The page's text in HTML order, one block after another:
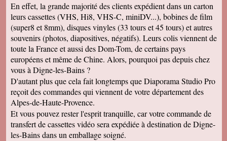
En effet, la grande majorité des clients expédient dans un carton
leurs cassettes (VHS, Hi8, VHS-C, miniDV...), bobines de film
(super8 et 8mm), disques vinyles (33 tours et 45 tours) et autres
souvenirs (photos, diapositives, négatifs). Leurs colis viennent de
toute la France et aussi des Dom-Tom, de certains pays
européens et même de Chine. Alors, pourquoi pas depuis chez
vous à Digne-les-Bains ?
D'autant plus que cela fait longtemps que Diaporama Studio Pro
reçoit des commandes qui viennent de votre département des
Alpes-de-Haute-Provence.
Et vous pouvez rester l'esprit tranquille, car votre commande de
transfert de cassettes vidéo sera expédiée à destination de Digne-
les-Bains dans un emballage soigné.